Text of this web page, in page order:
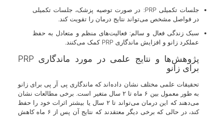
جلسات تکمیلی PRP: در صورت توصیه پزشک، جلسات تکمیلی
در فواصل مشخص می‌تواند نتایج درمان را تقویت کند.
سبک زندگی فعال و سالم: فعالیت‌های منظم و متعادل به حفظ
عملکرد زانو و افزایش ماندگاری PRP کمک می‌کنند.
پژوهش‌ها و نتایج علمی در مورد ماندگاری PRP
برای زانو
تحقیقات علمی مختلف نشان داده‌اند که ماندگاری پی آر پی برای زانو
به طور معمول بین ۶ ماه تا ۲ سال متغیر است. برخی مطالعات نشان
می‌دهند که این درمان می‌تواند تا ۲ سال یا بیشتر اثرات خود را حفظ
کند، در حالی که برخی دیگر معتقدند که نتایج آن پس از ۶ ماه کاهش